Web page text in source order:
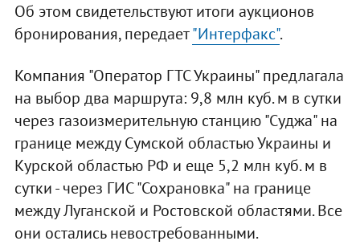
Об этом свидетельствуют итоги аукционов
бронирования, передает"Интерфакс".
Компания "Оператор ГТС Украины" предлагала
на выбор два маршрута: 9,8 млн куб. м в сутки
через газоизмерительную станцию "Суджа" на
границе между Сумской областью Украины и
Курской областью РФ и еще 5,2 млн куб. м в
сутки - через ГИС "Сохрановка" на границе
между Луганской и Ростовской областями. Все
они остались невостребованными.